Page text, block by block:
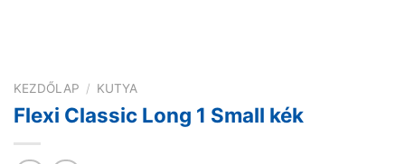
KEZDŐLAP / KUTYA
Flexi Classic Long 1 Small kék